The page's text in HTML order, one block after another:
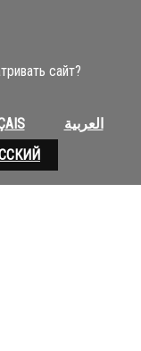
сайт?
العربية